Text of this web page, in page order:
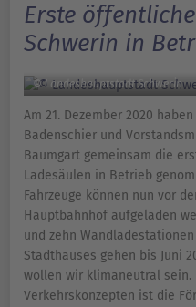
Erste
Schwerin in
© Landeshauptstadt Schwerin
Am 21. Dezember 2020
Badenschier und
Baumgart gemeinsam die
Ladesäulen in Betrieb
Fahrzeuge können nun vor
Hauptbahnhof aufgeladen
und zehn
Stadthauses gehen bis Juni
wollen wir klimaneutral
Verkehrskonzepten ist die